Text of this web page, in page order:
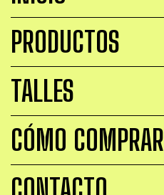
PRODUCTOS
TALLES
CÓMO COMPRAR